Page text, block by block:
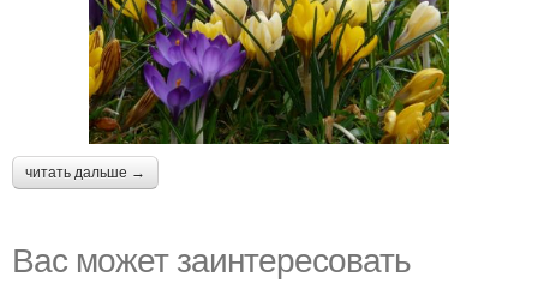
читать дальше →
Вас может заинтересовать